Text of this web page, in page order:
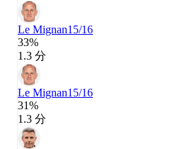
Le Mignan15/16
33%
1.3 分
Le Mignan15/16
31%
1.3 分